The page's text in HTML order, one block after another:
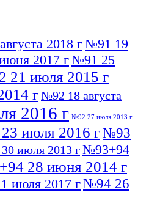
2018 г№91 19
2017 г№91 25
21 июля 2015 г
г№92 18 августа
2016 г №92 27 июля 2013 г
июля 2016 г№93
июля 2013 г№93+94
28 июня 2014 г
июля 2017 г№94 26